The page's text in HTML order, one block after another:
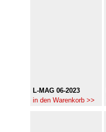
L-MAG 06-2023
in den Warenkorb >>